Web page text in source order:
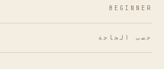
BEGINNER
حسب الحاجة